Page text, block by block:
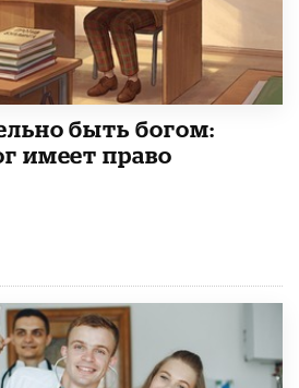
быть богом:
имеет право